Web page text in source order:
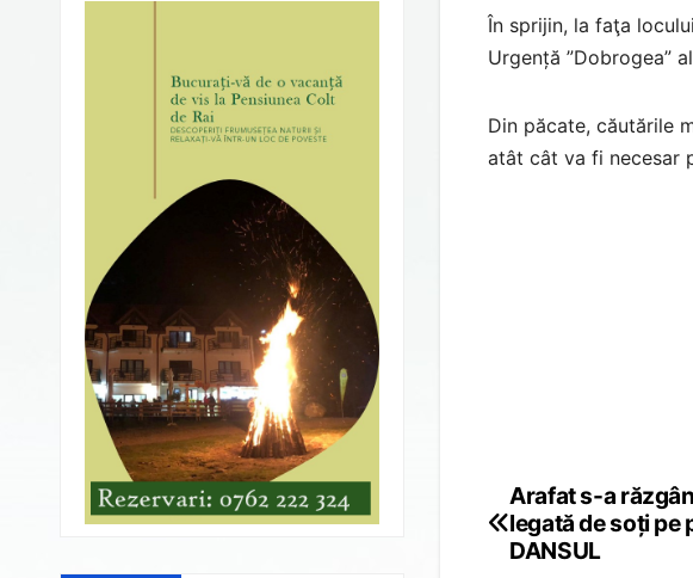
În sprijin, la faţa
Urgență ”Dobrogea”
Din păcate, căutările
atât cât va fi necesar
Post
navigation
Arafat s-a
legată de soți pe
DANSUL